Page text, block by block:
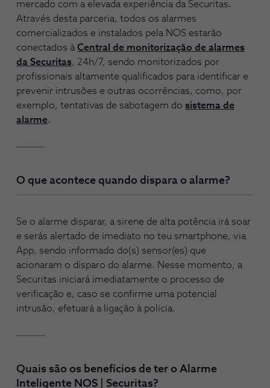
mercado com a elevada experiência da Securitas.
Através desta parceria, todos os alarmes
comercializados e instalados pela NOS estarão
conectados à Central de monitorização de alarmes
da Securitas, 24h/7, sendo monitorizados por
profissionais altamente qualificados para identificar e
prevenir intrusões e outras ocorrências, como, por
exemplo, tentativas de sabotagem do sistema de
alarme.
O que acontece quando dispara o alarme?
Se o alarme disparar, a sirene de alta potência irá soar
e serás alertado de imediato no teu smartphone, via
App, sendo informado do(s) sensor(es) que
acionaram o disparo do alarme. Nesse momento, a
Securitas iniciará imediatamente o processo de
verificação e, caso se confirme uma potencial
intrusão, efetuará a ligação à policia.
Quais são os benefícios de ter o Alarme
Inteligente NOS | Securitas?